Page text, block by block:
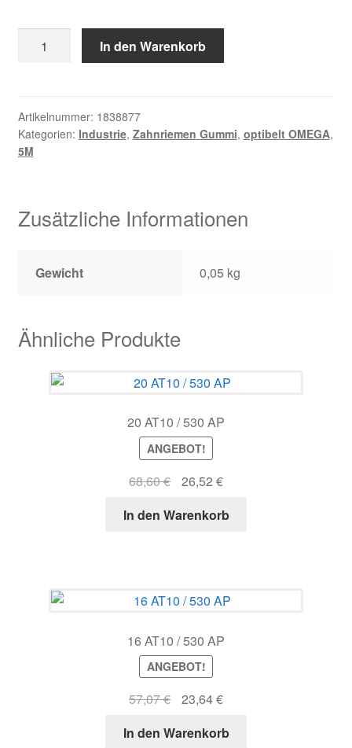
Versandarten
Wiederruf
In den Warenkorb
Artikelnummer: 1838877
Kategorien: Industrie, Zahnriemen Gummi, optibelt OMEGA,
5M
Zusätzliche Informationen
Gewicht 0,05 kg
Ähnliche Produkte
20 AT10 / 530 AP
ANGEBOT!
68,60€
Ursprünglicher
war:
26,52 €Aktueller
ist:
In den Warenkorb
16 AT10 / 530 AP
ANGEBOT!
57,07€
Ursprünglicher
war:
23,64€Aktueller
ist:
In den Warenkorb